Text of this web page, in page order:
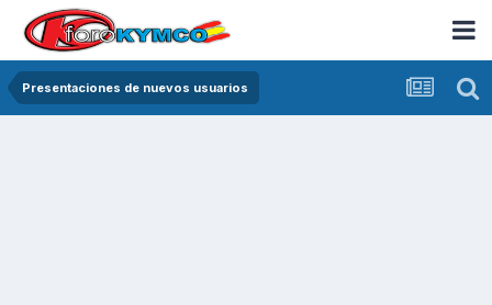
Presentaciones de nuevos usuarios